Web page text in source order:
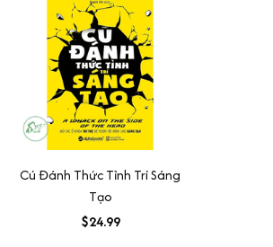
Cú Đánh Thức Tỉnh Trí Sáng
Tạo
$24.99